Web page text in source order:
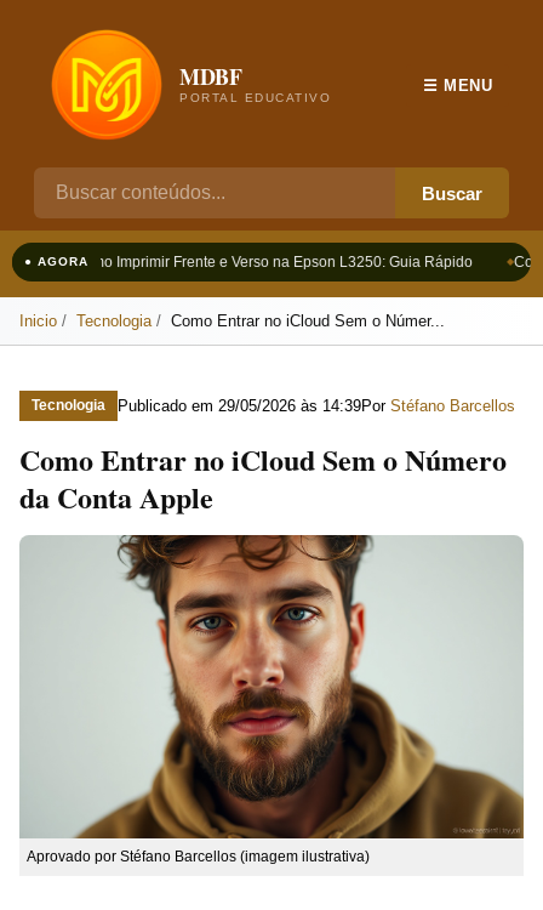
MDBF
PORTAL EDUCATIVO
Buscar
☰ MENU
● AGORAComo Imprimir Frente e Verso na Epson L3250: Guia Rápido
Inicio Tecnologia Como Entrar no iCloud Sem o Númer...
Tecnologia Publicado em 29/05/2026 às 14:39Por Stéfano Barcellos
Como Entrar no iCloud Sem o Número
da Conta Apple
Aprovado por Stéfano Barcellos (imagem ilustrativa)